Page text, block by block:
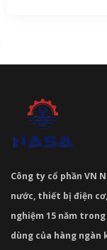
Công ty cổ phần VN
nước, thiết bị điện
nghiệm 15 năm
dùng của hàng